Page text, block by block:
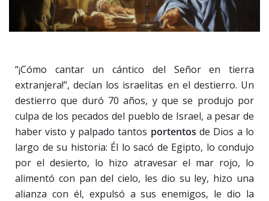
“¡Cómo cantar un cántico del Señor en tierra
extranjera!”, decían los israelitas en el destierro. Un
destierro que duró 70 años, y que se produjo por
culpa de los pecados del pueblo de Israel, a pesar de
haber visto y palpado tantos portentos de Dios a lo
largo de su historia: Él lo sacó de Egipto, lo condujo
por el desierto, lo hizo atravesar el mar rojo, lo
alimentó con pan del cielo, les dio su ley, hizo una
alianza con él, expulsó a sus enemigos, le dio la